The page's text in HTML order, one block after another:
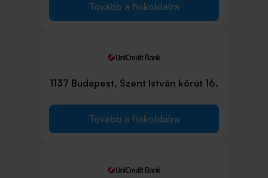
Tovább a fiókoldalra
1137 Budapest, Szent István körút 16.
Tovább a fiókoldalra